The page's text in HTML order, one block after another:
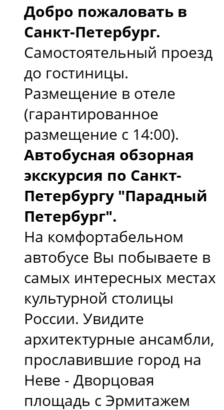
Добро пожаловать в
Санкт-Петербург.
Самостоятельный проезд
до гостиницы.
Размещение в отеле
(гарантированное
размещение с 14:00).
Автобусная обзорная
экскурсия по Санкт-
Петербургу "Парадный
Петербург".
На комфортабельном
автобусе Вы побываете в
самых интересных местах
культурной столицы
России. Увидите
архитектурные ансамбли,
прославившие город на
Неве - Дворцовая
площадь с Эрмитажем